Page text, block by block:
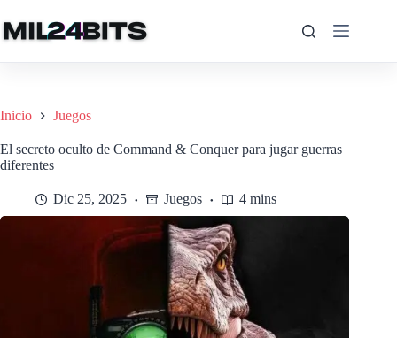
al
contenido
Inicio Juegos
El secreto oculto de Command & Conquer para jugar guerras
diferentes
Dic 25, 2025 Juegos 4 mins